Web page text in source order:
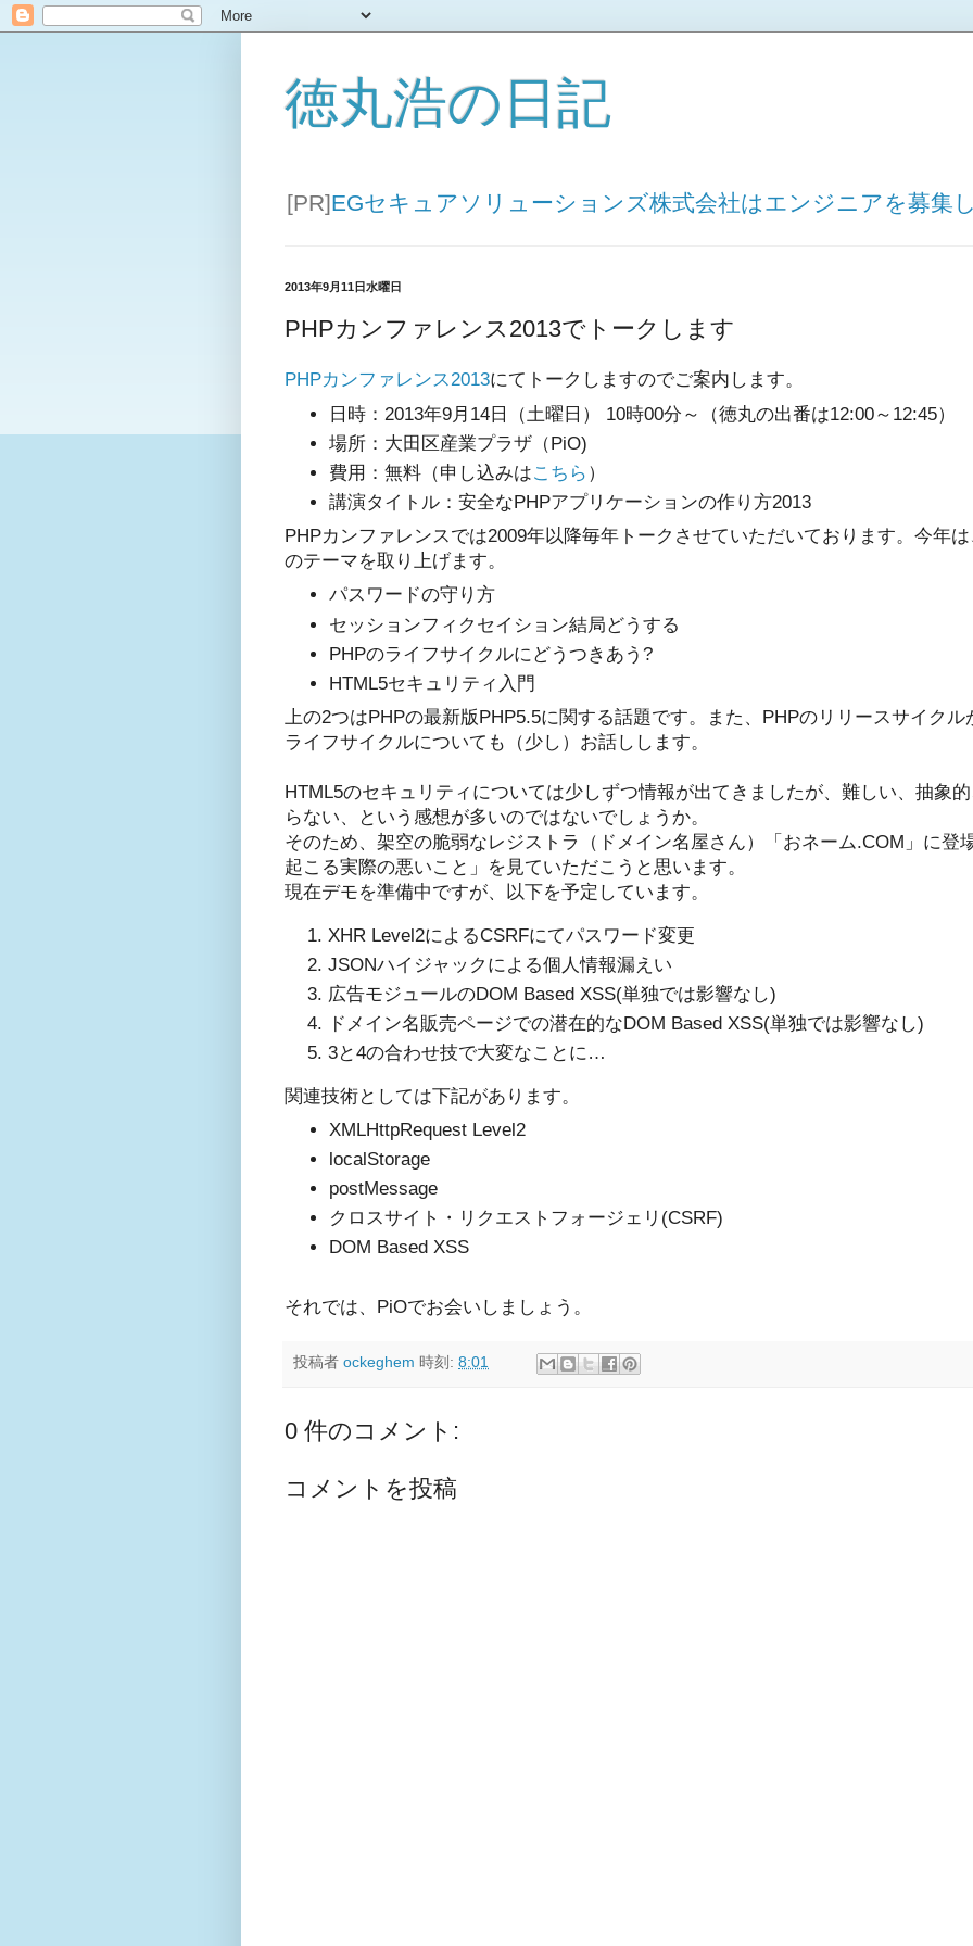
徳丸浩の日記
[PR]EGセキュアソリューションズ株式会社はエンジニアを募集
2013年9月11日水曜日
PHPカンファレンス2013でトークします
PHPカンファレンス2013にてトークしますのでご案内します。
日時：2013年9月14日（土曜日） 10時00分～（徳丸の出番は12:00～12:45）
場所：大田区産業プラザ（PiO)
費用：無料（申し込みはこちら ）
講演タイトル：安全なPHPアプリケーションの作り方2013
PHPカンファレンスでは2009年以降毎年トークさせていただいております。今年
のテーマを取り上げます。
パスワードの守り方
セッションフィクセイション結局どうする
PHPのライフサイクルにどうつきあう?
HTML5セキュリティ入門
上の2つはPHPの最新版PHP5.5に関する話題です。また、PHPのリリースサイク
ライフサイクルについても（少し）お話しします。
HTML5のセキュリティについては少しずつ情報が出てきましたが、難しい、抽象
らない、という感想が多いのではないでしょうか。
そのため、架空の脆弱なレジストラ（ドメイン名屋さん）「おネーム.COM」に登
起こる実際の悪いこと」を見ていただこうと思います。
現在デモを準備中ですが、以下を予定しています。
XHR Level2によるCSRFにてパスワード変更
JSONハイジャックによる個人情報漏えい
広告モジュールのDOM Based XSS(単独では影響なし)
ドメイン名販売ページでの潜在的なDOM Based XSS(単独では影響なし)
3と4の合わせ技で大変なことに…
関連技術としては下記があります。
XMLHttpRequest Level2
localStorage
postMessage
クロスサイト・リクエストフォージェリ(CSRF)
DOM Based XSS
それでは、PiOでお会いしましょう。
投稿者 ockeghem 時刻: 8:01
0 件のコメント:
コメントを投稿